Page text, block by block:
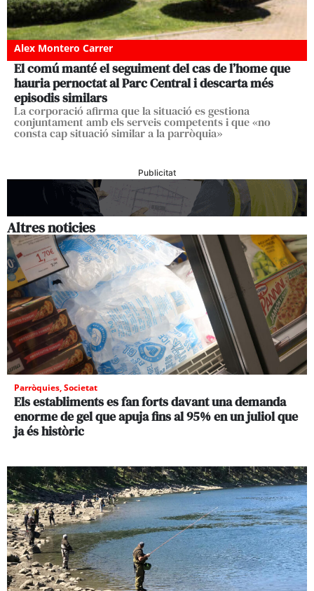
Alex Montero Carrer
El comú manté el seguiment del cas de l’home que
hauria pernoctat al Parc Central i descarta més
episodis similars
La corporació afirma que la situació es gestiona
conjuntament amb els serveis competents i que «no
consta cap situació similar a la parròquia»
Publicitat
Altres noticies
Parròquies,Societat
Els establiments es fan forts davant una demanda
enorme de gel que apuja fins al 95% en un juliol que
ja és històric